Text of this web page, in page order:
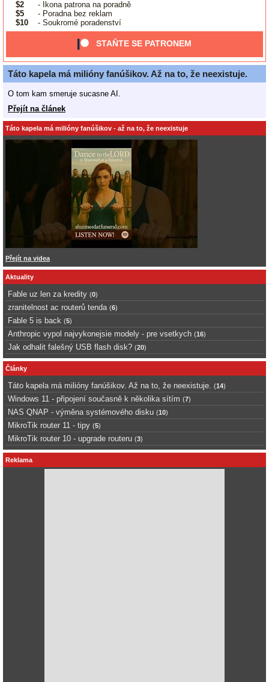
$2
- Ikona patrona na poradně
$5
- Poradna bez reklam
$10
- Soukromé poradenství
STAŇTE SE PATRONEM
Táto kapela má milióny fanúšikov. Až na to, že neexistuje.
O tom kam smeruje sucasne AI.
Přejít na článek
Táto kapela má milióny fanúšikov - až na to, že neexistuje
Přejít na videa
Aktuality
Fable uz len za kredity (0)
zranitelnost ac routerů tenda (6)
Fable 5 is back (5)
Anthropic vypol najvykonejsie modely - pre vsetkych (16)
Jak odhalit falešný USB flash disk? (20)
Články
Táto kapela má milióny fanúšikov. Až na to, že neexistuje. (14)
Windows 11 - připojení současně k několika sítím (7)
NAS QNAP - výměna systémového disku (10)
MikroTik router 11 - tipy (5)
MikroTik router 10 - upgrade routeru (3)
Reklama